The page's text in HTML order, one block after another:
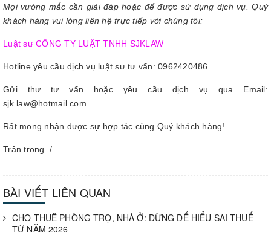
Mọi vướng mắc cần giải đáp hoặc để được sử dụng dịch vụ. Quý
khách hàng vui lòng liên hệ trực tiếp với chúng tôi:
Luật sư CÔNG TY LUẬT TNHH SJKLAW
Hotline yêu cầu dịch vụ luật sư tư vấn: 0962420486
Gửi thư tư vấn hoặc yêu cầu dịch vụ qua Email:
sjk.law@hotmail.com
Rất mong nhận được sự hợp tác cùng Quý khách hàng!
Trân trọng ./.
BÀI VIẾT LIÊN QUAN
CHO THUÊ PHÒNG TRỌ, NHÀ Ở: ĐỪNG ĐỂ HIỂU SAI THUẾ
TỪ NĂM 2026